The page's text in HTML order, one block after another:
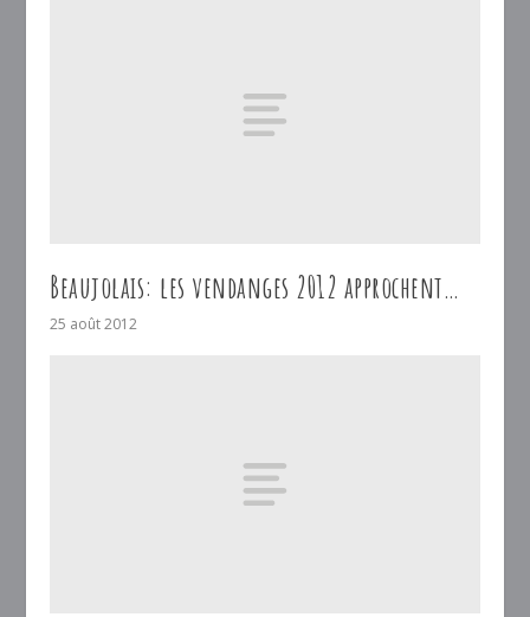
Beaujolais: les vendanges 2012 approchent…
25 août 2012